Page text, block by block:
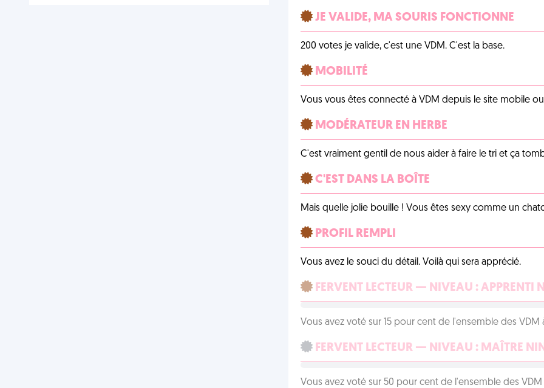
JE VALIDE, MA SOURIS FONCTIONNE
200 votes je valide, c'est une VDM. C'est la base.
MOBILITÉ
Vous vous êtes connecté à VDM depuis le site mobile
MODÉRATEUR EN HERBE
C'est vraiment gentil de nous aider à faire le tri et ça
C'EST DANS LA BOÎTE
Mais quelle jolie bouille ! Vous êtes sexy comme un
PROFIL REMPLI
Vous avez le souci du détail. Voilà qui sera apprécié.
FERVENT LECTEUR — NIVEAU : APPRENTI
Vous avez voté sur 15 pour cent de l'ensemble des VDM
FERVENT LECTEUR — NIVEAU : MAÎTRE
Vous avez voté sur 50 pour cent de l'ensemble des VDM